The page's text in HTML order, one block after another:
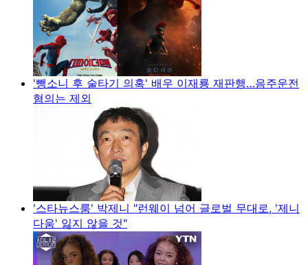
'뺑소니 후 술타기 의혹' 배우 이재룡 재판행…음주운전
혐의는 제외
'스타뉴스룸' 박제니 "런웨이 넘어 글로벌 무대로, '제니
다움' 잃지 않을 것"